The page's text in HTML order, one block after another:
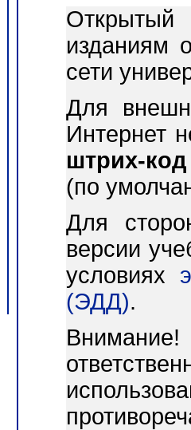
Открытый
изданиям
сети
Для
Интернет
штрих-код
(по
Для
версии
условиях
(ЭДД).